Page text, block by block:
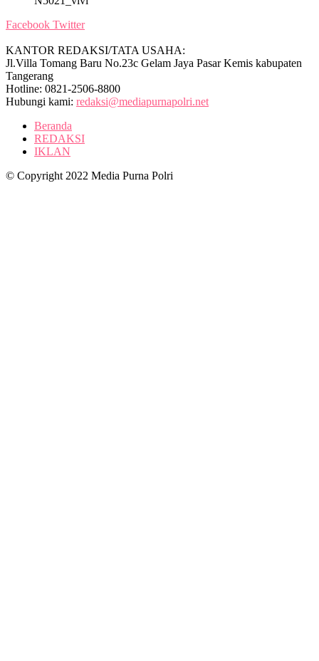
Facebook Twitter
KANTOR REDAKSI/TATA USAHA:
Jl.Villa Tomang Baru No.23c Gelam Jaya Pasar Kemis kabupaten
Tangerang
Hotline: 0821-2506-8800
Hubungi kami: redaksi@mediapurnapolri.net
Beranda
REDAKSI
IKLAN
© Copyright 2022 Media Purna Polri